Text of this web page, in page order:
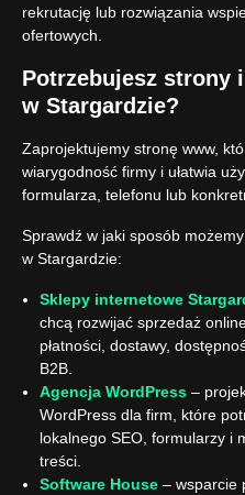
rekrutację lub rozwiązania
ofertowych.
Potrzebujesz strony
w Stargardzie?
Zaprojektujemy stronę www,
wiarygodność firmy i ułatwia
formularza, telefonu lub
Sprawdź w jaki sposób
w Stargardzie:
Sklepy internetowe
chcą rozwijać sprzedaż
płatności, dostawy,
B2B.
Agencja WordPress –
WordPress dla firm, które
lokalnego SEO, formularzy i
treści.
Software House – wsparcie